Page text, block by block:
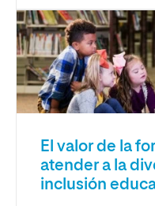
El valor de la
atender a la
inclusión